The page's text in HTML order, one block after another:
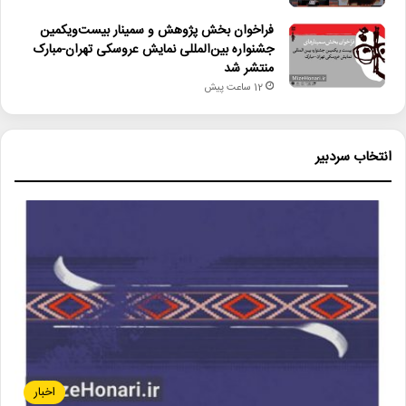
فراخوان بخش پژوهش و سمینار بیست‌ویکمین
جشنواره بین‌المللی نمایش عروسکی تهران-مبارک
منتشر شد
12 ساعت پیش
انتخاب سردبیر
اخبار